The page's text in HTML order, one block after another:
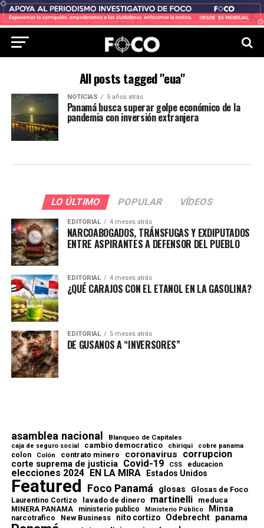
All posts tagged "eua"
NOTICIAS 5 años atrás
Panamá busca superar golpe económico de la
pandemia con inversión extranjera
LO ÚLTIMO POPULAR VÍDEOS
EDITORIAL 4 meses atrás
NARCOABOGADOS, TRÁNSFUGAS Y EXDIPUTADOS
ENTRE ASPIRANTES A DEFENSOR DEL PUEBLO
EDITORIAL 4 meses atrás
¿QUÉ CARAJOS CON EL ETANOL EN LA GASOLINA?
EDITORIAL 5 meses atrás
DE GUSANOS A “INVERSORES”
asamblea nacional Blanqueo de Capitales
caja de seguro social cambio democratico chiriqui cobre panama
colon Colón contrato minero coronavirus corrupcion
corte suprema de justicia Covid-19 CSS educacion
elecciones 2024 EN LA MIRA Estados Unidos
Featured Foco Panamá glosas Glosas de Foco
Laurentino Cortizo lavado de dinero martinelli meduca
MINERA PANAMA ministerio publico Ministerio Público Minsa
narcotrafico New Business nito cortizo Odebrecht panama